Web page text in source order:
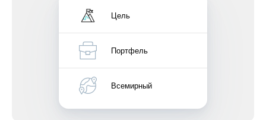
Цель
Портфель
Всемирный